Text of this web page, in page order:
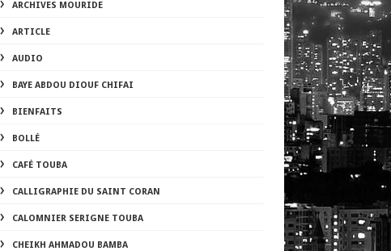
ARCHIVES MOURIDE
ARTICLE
AUDIO
BAYE ABDOU DIOUF CHIFAI
BIENFAITS
BOLLÉ
CAFÉ TOUBA
CALLIGRAPHIE DU SAINT CORAN
CALOMNIER SERIGNE TOUBA
CHEIKH AHMADOU BAMBA